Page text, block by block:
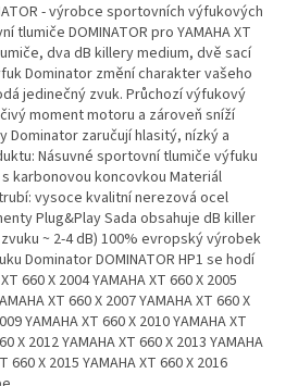
- výrobce sportovních výfukových
tlumiče DOMINATOR pro YAMAHA XT
dva dB killery medium, dvě sací
Dominator změní charakter vašeho
jedinečný zvuk. Průchozí výfukový
moment motoru a zároveň sníží
Dominator zaručují hlasitý, nízký a
Násuvné sportovní tlumiče výfuku
karbonovou koncovkou Materiál
vysoce kvalitní nerezová ocel
Plug&Play Sada obsahuje dB killer
~ 2-4 dB) 100% evropský výrobek
Dominator DOMINATOR HP1 se hodí
660 X 2004 YAMAHA XT 660 X 2005
XT 660 X 2007 YAMAHA XT 660 X
YAMAHA XT 660 X 2010 YAMAHA XT
X 2012 YAMAHA XT 660 X 2013 YAMAHA
660 X 2015 YAMAHA XT 660 X 2016